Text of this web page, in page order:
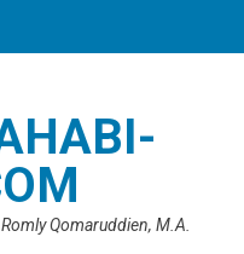
Qomaruddien, M.A.